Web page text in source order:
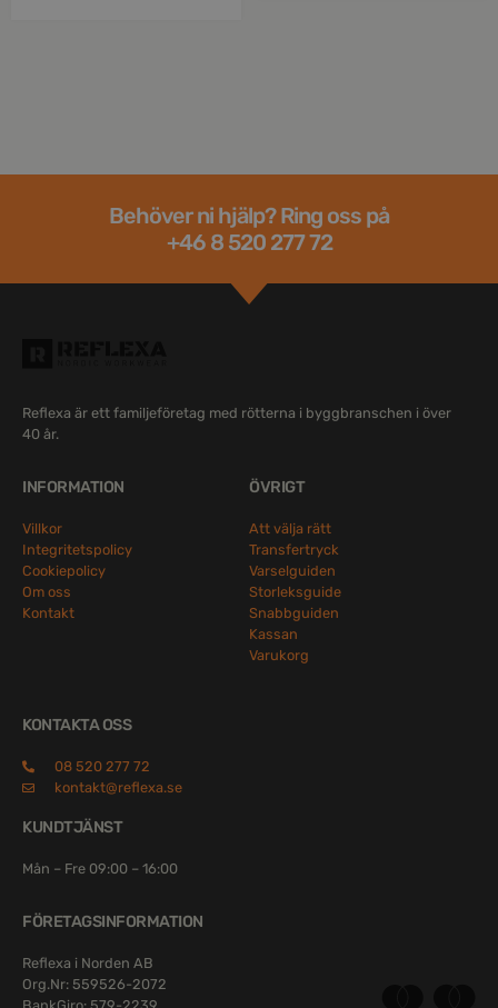
Behöver ni hjälp? Ring oss på
+46 8 520 277 72
Reflexa är ett familjeföretag med rötterna i byggbranschen i över
40 år.
INFORMATION
Villkor
Integritetspolicy
Cookiepolicy
Om oss
Kontakt
ÖVRIGT
Att välja rätt
Transfertryck
Varselguiden
Storleksguide
Snabbguiden
Kassan
Varukorg
KONTAKTA OSS
08 520 277 72
kontakt@reflexa.se
KUNDTJÄNST
Mån – Fre 09:00 – 16:00
FÖRETAGSINFORMATION
Reflexa i Norden AB
Org.Nr: 559526-2072